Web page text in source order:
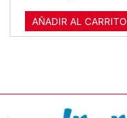
AÑADIR AL CARRITO